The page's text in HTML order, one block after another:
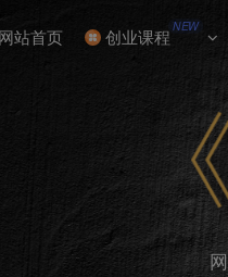
网站首页 创业课程 NEW